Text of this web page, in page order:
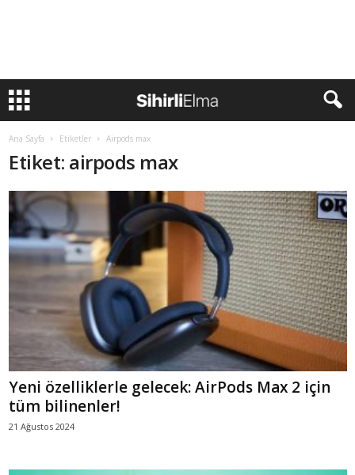
Ana Sayfa Etiketler Airpods max
Etiket: airpods max
Yeni özelliklerle gelecek: AirPods Max 2 için
tüm bilinenler!
21 Ağustos 2024